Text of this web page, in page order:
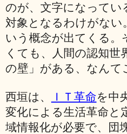
のが、文字になって
対象となるわけがな
いう概念が出てくる
くても、人間の認知
の壁」がある、なん
西垣は、 ＩＴ革命を中
変化による生活革命と
域情報化が必要で、団